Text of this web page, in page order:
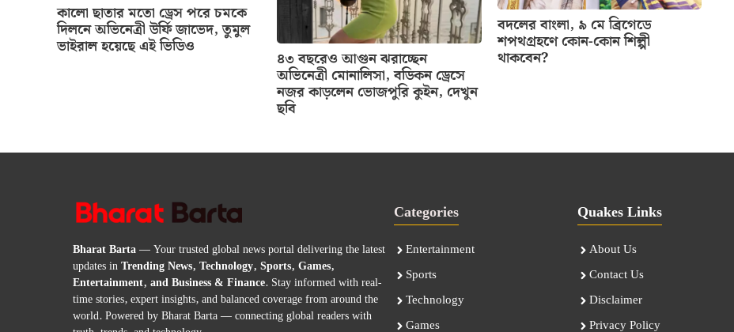
কালো ছাতার মতো ড্রেস পরে চমকে
দিলনে অভিনেত্রী উর্ফি জাভেদ, তুমুল
ভাইরাল হয়েছে এই ভিডিও
৪৩ বছরেও আগুন ঝরাচ্ছেন
অভিনেত্রী মোনালিসা, বডিকন ড্রেসে
নজর কাড়লেন ভোজপুরি কুইন, দেখুন
ছবি
বদলের বাংলা, ৯ মে ব্রিগেডে
শপথগ্রহণে কোন-কোন শিল্পী
থাকবেন?
Bharat Barta— Your trusted global news portal delivering the latest
updates inTrending News, Technology, Sports, Games,
Entertainment, and Business & Finance. Stay informed with real-
time stories, expert insights, and balanced coverage from around the
world. Powered by Bharat Barta — connecting global readers with
Categories
Entertainment
Sports
Technology
Games
Quakes Links
About Us
Contact Us
Disclaimer
Privacy Policy